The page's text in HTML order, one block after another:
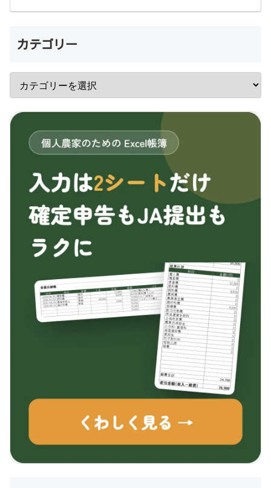
カテゴリー